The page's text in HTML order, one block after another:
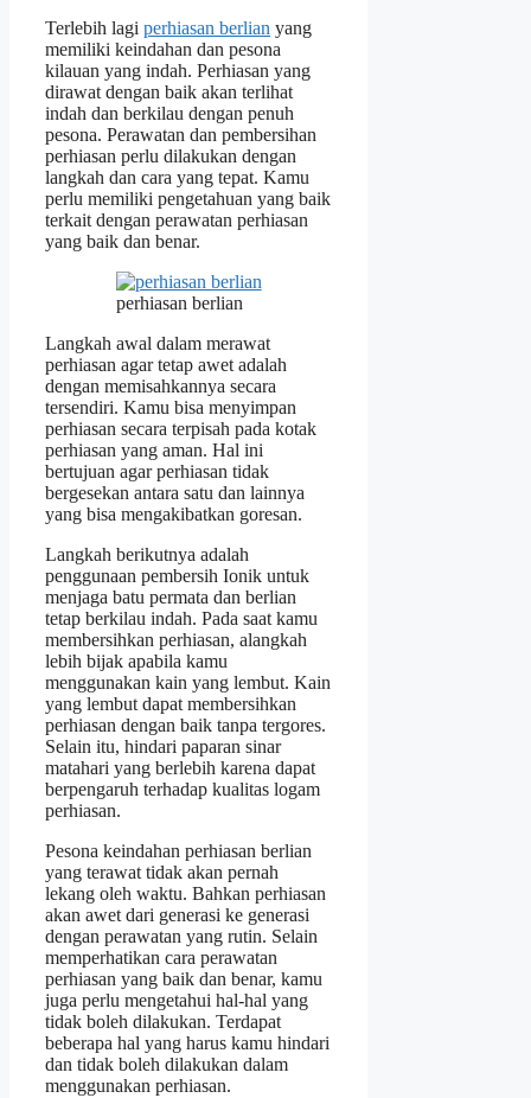
Terlebih lagi perhiasan berlian yang
memiliki keindahan dan pesona
kilauan yang indah. Perhiasan yang
dirawat dengan baik akan terlihat
indah dan berkilau dengan penuh
pesona. Perawatan dan pembersihan
perhiasan perlu dilakukan dengan
langkah dan cara yang tepat. Kamu
perlu memiliki pengetahuan yang baik
terkait dengan perawatan perhiasan
yang baik dan benar.
perhiasan berlian
Langkah awal dalam merawat
perhiasan agar tetap awet adalah
dengan memisahkannya secara
tersendiri. Kamu bisa menyimpan
perhiasan secara terpisah pada kotak
perhiasan yang aman. Hal ini
bertujuan agar perhiasan tidak
bergesekan antara satu dan lainnya
yang bisa mengakibatkan goresan.
Langkah berikutnya adalah
penggunaan pembersih Ionik untuk
menjaga batu permata dan berlian
tetap berkilau indah. Pada saat kamu
membersihkan perhiasan, alangkah
lebih bijak apabila kamu
menggunakan kain yang lembut. Kain
yang lembut dapat membersihkan
perhiasan dengan baik tanpa tergores.
Selain itu, hindari paparan sinar
matahari yang berlebih karena dapat
berpengaruh terhadap kualitas logam
perhiasan.
Pesona keindahan perhiasan berlian
yang terawat tidak akan pernah
lekang oleh waktu. Bahkan perhiasan
akan awet dari generasi ke generasi
dengan perawatan yang rutin. Selain
memperhatikan cara perawatan
perhiasan yang baik dan benar, kamu
juga perlu mengetahui hal-hal yang
tidak boleh dilakukan. Terdapat
beberapa hal yang harus kamu hindari
dan tidak boleh dilakukan dalam
menggunakan perhiasan.